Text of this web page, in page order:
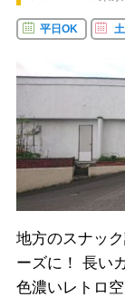
平日OK
地方のスナッ
ーズに！ 長い
色濃いレトロ